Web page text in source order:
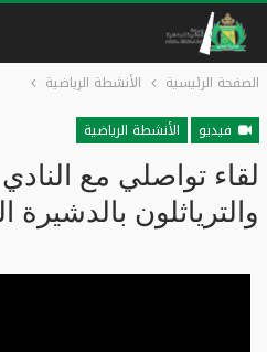
الصفحة الرئيسية
الأنشطة الرياضية
فيديو
الأنشطة الرياضية
لقاء تواصلي مع
والترياثلون بالدشيرة